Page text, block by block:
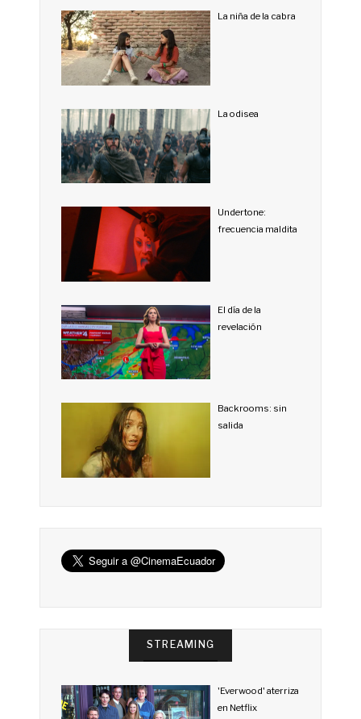
La niña de la cabra
La odisea
Undertone:
frecuencia maldita
El día de la
revelación
Backrooms: sin
salida
STREAMING
'Everwood' aterriza
en Netflix